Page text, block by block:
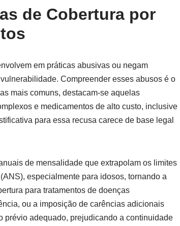
de Cobertura por
em práticas abusivas ou negam
Compreender esses abusos é o
mais comuns, destacam-se aquelas
e medicamentos de alto custo, inclusive
para essa recusa carece de base legal
de mensalidade que extrapolam os limites
especialmente para idosos, tornando a
para tratamentos de doenças
ou a imposição de carências adicionais
prévio adequado, prejudicando a continuidade